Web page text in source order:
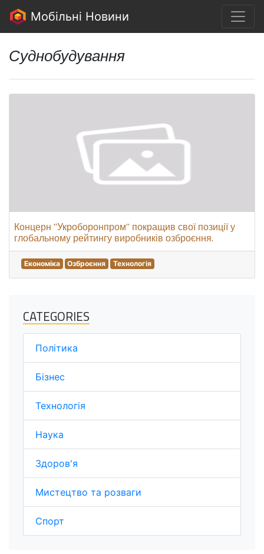
Мобільні Новини
Суднобудування
Концерн "Укроборонпром" покращив свої позиції у
глобальному рейтингу виробників озброєння.
Економіка Озброєння Технологія
CATEGORIES
Політика
Бізнес
Технологія
Наука
Здоров'я
Мистецтво та розваги
Спорт